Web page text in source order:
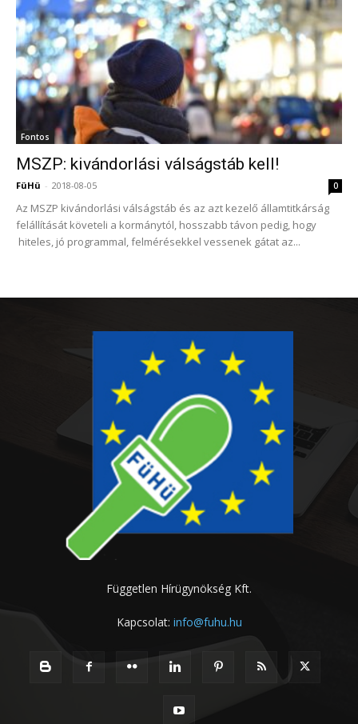
Fontos
MSZP: kivándorlási válságstáb kell!
FüHü - 2018-08-05 0
Az MSZP kivándorlási válságstáb és az azt kezelő államtitkárság
felállítását követeli a kormánytól, hosszabb távon pedig, hogy
hiteles, jó programmal, felmérésekkel vessenek gátat az...
Független Hírügynökség Kft.
Kapcsolat: info@fuhu.hu